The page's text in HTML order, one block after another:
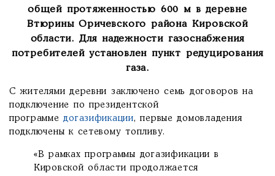
общей протяженностью 600 м в деревне
Втюрины Оричевского района Кировской
области. Для надежности газоснабжения
потребителей установлен пункт редуцирования
газа.
С жителями деревни заключено семь договоров на
подключение по президентской
программедогазификации, первые домовладения
подключены к сетевому топливу.
«В рамках программы догазификации в
Кировской области продолжается